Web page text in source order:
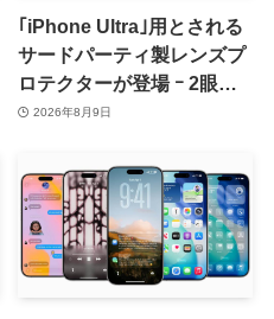
｢iPhone Ultra｣用とされる
サードパーティ製レンズプ
ロテクターが登場 ｰ 2眼カ
メラ搭載や一部本体カラー
2026年8月9日